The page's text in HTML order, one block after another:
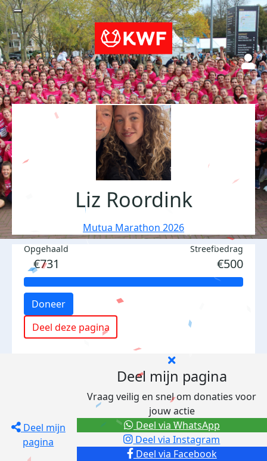
Liz Roordink
Mutua Marathon 2026
Opgehaald
€731
Streefbedrag
€500
Doneer
Deel deze pagina
Deel mijn
pagina
Deel mijn pagina
Vraag veilig en snel om donaties voor
jouw actie
Deel via Facebook
Deel via Instagram
Deel via WhatsApp